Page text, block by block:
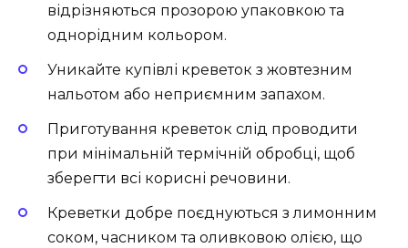
відрізняються прозорою упаковкою та
однорідним кольором.
Уникайте купівлі креветок з жовтезним
нальотом або неприємним запахом.
Приготування креветок слід проводити
при мінімальній термічній обробці, щоб
зберегти всі корисні речовини.
Креветки добре поєднуються з лимонним
соком, часником та оливковою олією, що